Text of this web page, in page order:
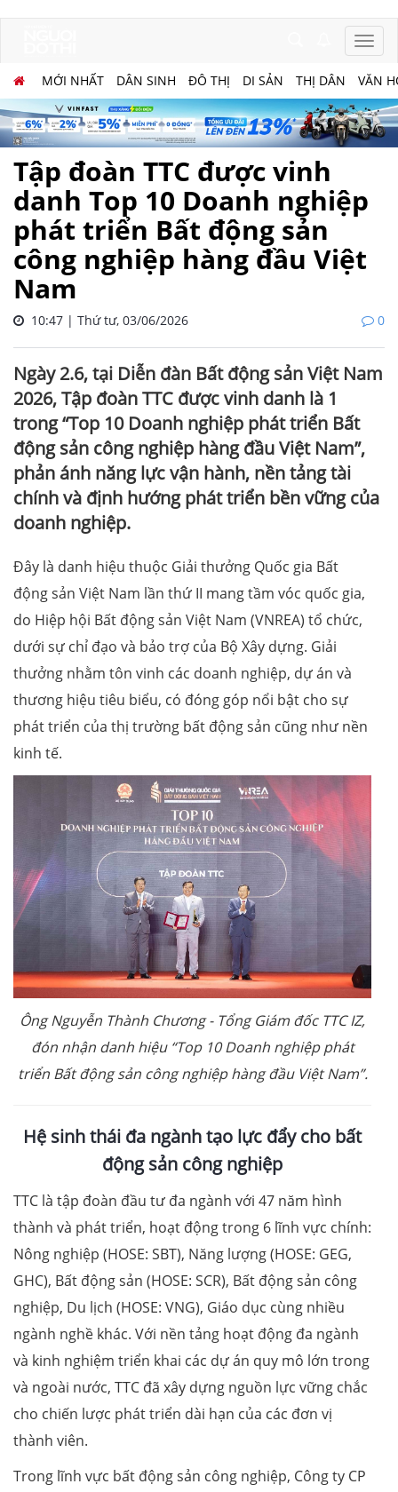
MỚI NHẤT DÂN SINH ĐÔ THỊ DI SẢN THỊ DÂN VĂN
Tập đoàn TTC được vinh
danh Top 10 Doanh nghiệp
phát triển Bất động sản
công nghiệp hàng đầu Việt
Nam
10:47 | Thứ tư, 03/06/2026 0
Ngày 2.6, tại Diễn đàn Bất động sản Việt Nam
2026, Tập đoàn TTC được vinh danh là 1
trong “Top 10 Doanh nghiệp phát triển Bất
động sản công nghiệp hàng đầu Việt Nam”,
phản ánh năng lực vận hành, nền tảng tài
chính và định hướng phát triển bền vững của
doanh nghiệp.
Đây là danh hiệu thuộc Giải thưởng Quốc gia Bất
động sản Việt Nam lần thứ II mang tầm vóc quốc gia,
do Hiệp hội Bất động sản Việt Nam (VNREA) tổ chức,
dưới sự chỉ đạo và bảo trợ của Bộ Xây dựng. Giải
thưởng nhằm tôn vinh các doanh nghiệp, dự án và
thương hiệu tiêu biểu, có đóng góp nổi bật cho sự
phát triển của thị trường bất động sản cũng như nền
kinh tế.
Ông Nguyễn Thành Chương - Tổng Giám đốc TTC IZ,
đón nhận danh hiệu “Top 10 Doanh nghiệp phát
triển Bất động sản công nghiệp hàng đầu Việt Nam”.
Hệ sinh thái đa ngành tạo lực đẩy cho bất
động sản công nghiệp
TTC là tập đoàn đầu tư đa ngành với 47 năm hình
thành và phát triển, hoạt động trong 6 lĩnh vực chính:
Nông nghiệp (HOSE: SBT), Năng lượng (HOSE: GEG,
GHC), Bất động sản (HOSE: SCR), Bất động sản công
nghiệp, Du lịch (HOSE: VNG), Giáo dục cùng nhiều
ngành nghề khác. Với nền tảng hoạt động đa ngành
và kinh nghiệm triển khai các dự án quy mô lớn trong
và ngoài nước, TTC đã xây dựng nguồn lực vững chắc
cho chiến lược phát triển dài hạn của các đơn vị
thành viên.
Trong lĩnh vực bất động sản công nghiệp, Công ty CP